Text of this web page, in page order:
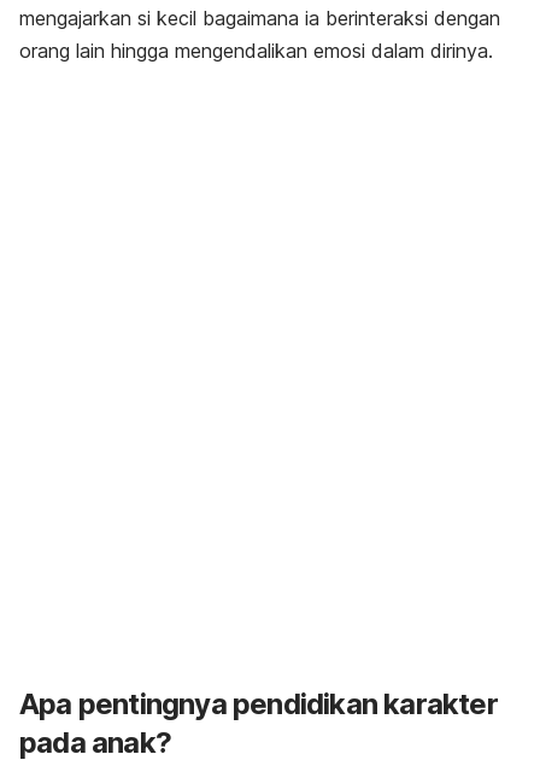
mengajarkan si kecil bagaimana ia berinteraksi dengan
orang lain hingga mengendalikan emosi dalam dirinya.
Apa pentingnya pendidikan karakter
pada anak?